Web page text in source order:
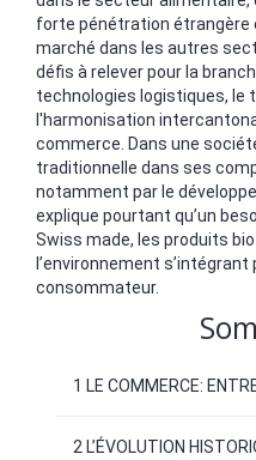
forte pénétration
marché dans les autres
défis à relever pour la
technologies logistiques, le
l'harmonisation
commerce. Dans une
traditionnelle dans ses
notamment par le
explique pourtant qu’un
Swiss made, les produits
l’environnement
consommateur.
1 LE COMMERCE:
2 L’ÉVOLUTION